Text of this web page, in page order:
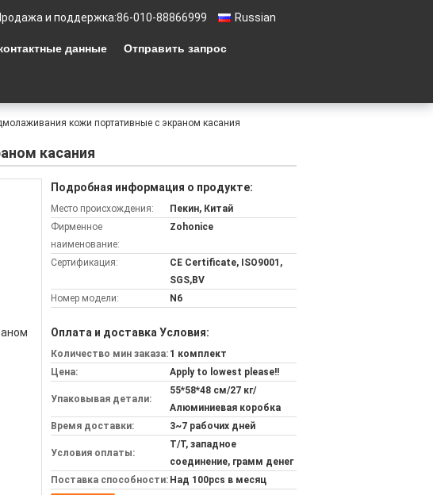
Russian
и поддержка:86-010-88866999
данные Отправить запрос
кожи портативные с экраном касания
касания
Подробная информация о продукте:
Место происхождения:
Пекин, Китай
Фирменное
наименование:
Zohonice
Сертификация:
CE Certificate, ISO9001,
SGS,BV
Номер модели:
N6
Оплата и доставка Условия:
Количество мин заказа: 1 комплект
Цена:
Apply to lowest please!!
Упаковывая детали:
55*58*48 см/27 кг/
Алюминиевая коробка
Время доставки:
3~7 рабочих дней
Условия оплаты:
T/T, западное
соединение, грамм денег
Поставка способности: Над 100pcs в месяц